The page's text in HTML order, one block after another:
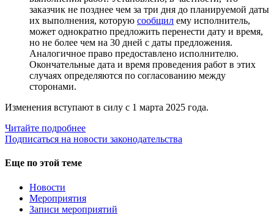
заказчик не позднее чем за три дня до планируемой даты
их выполнения, которую сообщил ему исполнитель,
может однократно предложить перенести дату и время,
но не более чем на 30 дней с даты предложения.
Аналогичное право предоставлено исполнителю.
Окончательные дата и время проведения работ в этих
случаях определяются по согласованию между
сторонами.
Изменения вступают в силу с 1 марта 2025 года.
Читайте подробнее
Подписаться на новости законодательства
Еще по этой теме
Новости
Мероприятия
Записи мероприятий